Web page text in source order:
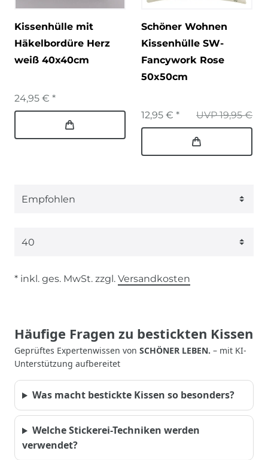
Kissenhülle mit
Häkelbordüre Herz
weiß 40x40cm
24,95 € *
Schöner Wohnen
Kissenhülle SW-
Fancywork Rose
50x50cm
UVP 19,95 €
12,95 € *
* inkl. ges. MwSt. zzgl. Versandkosten
Häufige Fragen zu bestickten Kissen
Geprüftes Expertenwissen von SCHÖNER LEBEN. – mit KI-
Unterstützung aufbereitet
Was macht bestickte Kissen so besonders?
Welche Stickerei-Techniken werden
verwendet?